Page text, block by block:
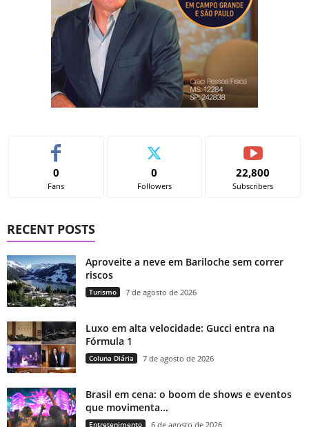
0
Fans
0
Followers
22,800
Subscribers
RECENT POSTS
Aproveite a neve em Bariloche sem correr
riscos
Turismo 7 de agosto de 2026
Luxo em alta velocidade: Gucci entra na
Fórmula 1
Coluna Diária 7 de agosto de 2026
Brasil em cena: o boom de shows e eventos
que movimenta...
Entretenimento 6 de agosto de 2026